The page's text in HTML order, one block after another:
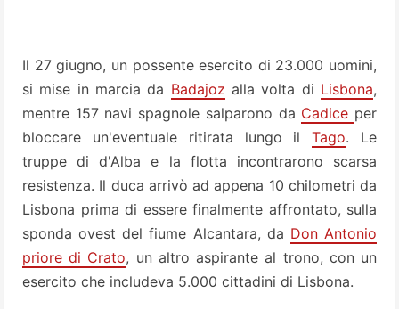
Il 27 giugno, un possente esercito di 23.000 uomini,
si mise in marcia da Badajoz alla volta di Lisbona,
mentre 157 navi spagnole salparono da Cadice per
bloccare un'eventuale ritirata lungo ilTago. Le
truppe di d'Alba e la flotta incontrarono scarsa
resistenza. Il duca arrivò ad appena 10 chilometri da
Lisbona prima di essere finalmente affrontato, sulla
sponda ovest del fiume Alcantara, da Don Antonio
priore di Crato, un altro aspirante al trono, con un
esercito che includeva 5.000 cittadini di Lisbona.